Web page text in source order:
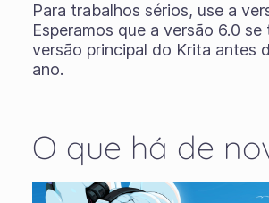
Para trabalhos sérios, use a
Esperamos que a versão 6.0 se
versão principal do Krita antes
ano.
O que há de